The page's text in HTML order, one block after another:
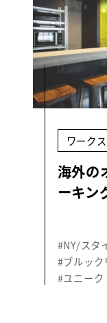
ワーク
海外の
ーキン
#NY/スタ
#ブルッ
#ユニーク